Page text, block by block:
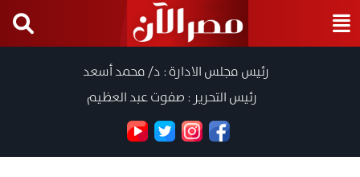
رئيس مجلس الادارة : د/ محمد أسعد
رئيس التحرير : صفوت عبد العظيم